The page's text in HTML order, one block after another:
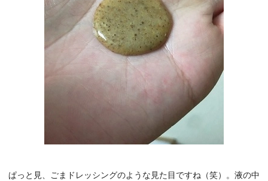
ぱっと見、ごまドレッシングのような見た目ですね（笑）。液の中